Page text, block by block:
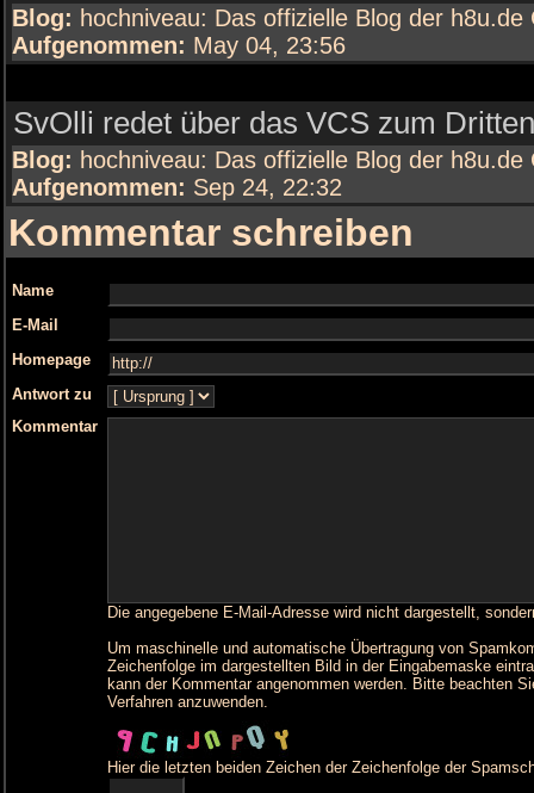
Blog: hochniveau: Das offizielle Blog der h8u.de
Aufgenommen: May 04, 23:56
SvOlli redet über das VCS zum
Blog: hochniveau: Das offizielle Blog der h8u.de
Aufgenommen: Sep 24, 22:32
Kommentar schreiben
Name
E-Mail
Homepage
Antwort zu
Kommentar
Die angegebene E-Mail-Adresse wird nicht dargestellt,
Um maschinelle und automatische Übertragung von
Zeichenfolge im dargestellten Bild in der Eingabemaske
kann der Kommentar angenommen werden. Bitte beachten
Verfahren anzuwenden.
Hier die letzten beiden Zeichen der Zeichenfolge der